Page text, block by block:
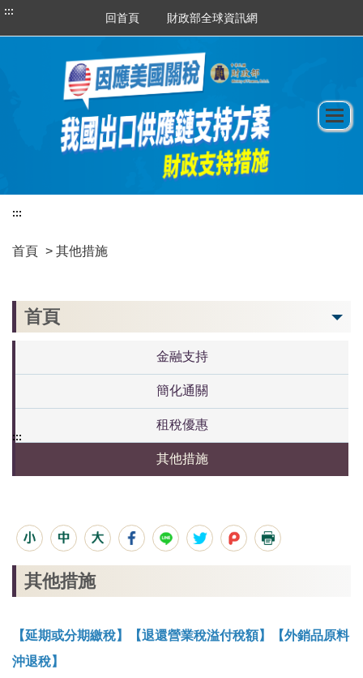
::: 回首頁 財政部全球資訊網
首頁 > 其他措施
:::
首頁
金融支持
簡化通關
租稅優惠
其他措施
:::
其他措施
【延期或分期繳稅】 【退還營業稅溢付稅額】 【外銷品原料
沖退稅】